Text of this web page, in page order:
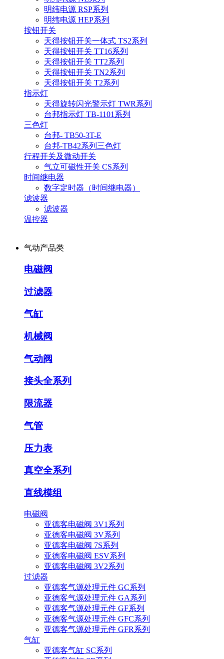
明纬电源 RSP系列
明纬电源 HEP系列
按钮开关
天得按钮开关一体式 TS2系列
天得按钮开关 TT16系列
天得按钮开关 TT2系列
天得按钮开关 TN2系列
天得按钮开关 T2系列
指示灯
天得旋转闪光警示灯 TWR系列
台邦指示灯 TB-1101系列
三色灯
台邦- TB50-3T-E
台邦-TB42系列三色灯
行程开关及微动开关
气立可磁性开关 CS系列
时间继电器
数字定时器（时间继电器）
滤波器
滤波器
温控器
气动产品类
电磁阀
过滤器
气缸
机械阀
气动阀
接头全系列
限流器
气管
压力表
真空全系列
直线模组
电磁阀
亚德客电磁阀 3V1系列
亚德客电磁阀 3V系列
亚德客电磁阀 7S系列
亚德客电磁阀 ESV系列
亚德客电磁阀 3V2系列
过滤器
亚德客气源处理元件 GC系列
亚德客气源处理元件 GA系列
亚德客气源处理元件 GF系列
亚德客气源处理元件 GFC系列
亚德客气源处理元件 GFR系列
气缸
亚德客气缸 SC系列